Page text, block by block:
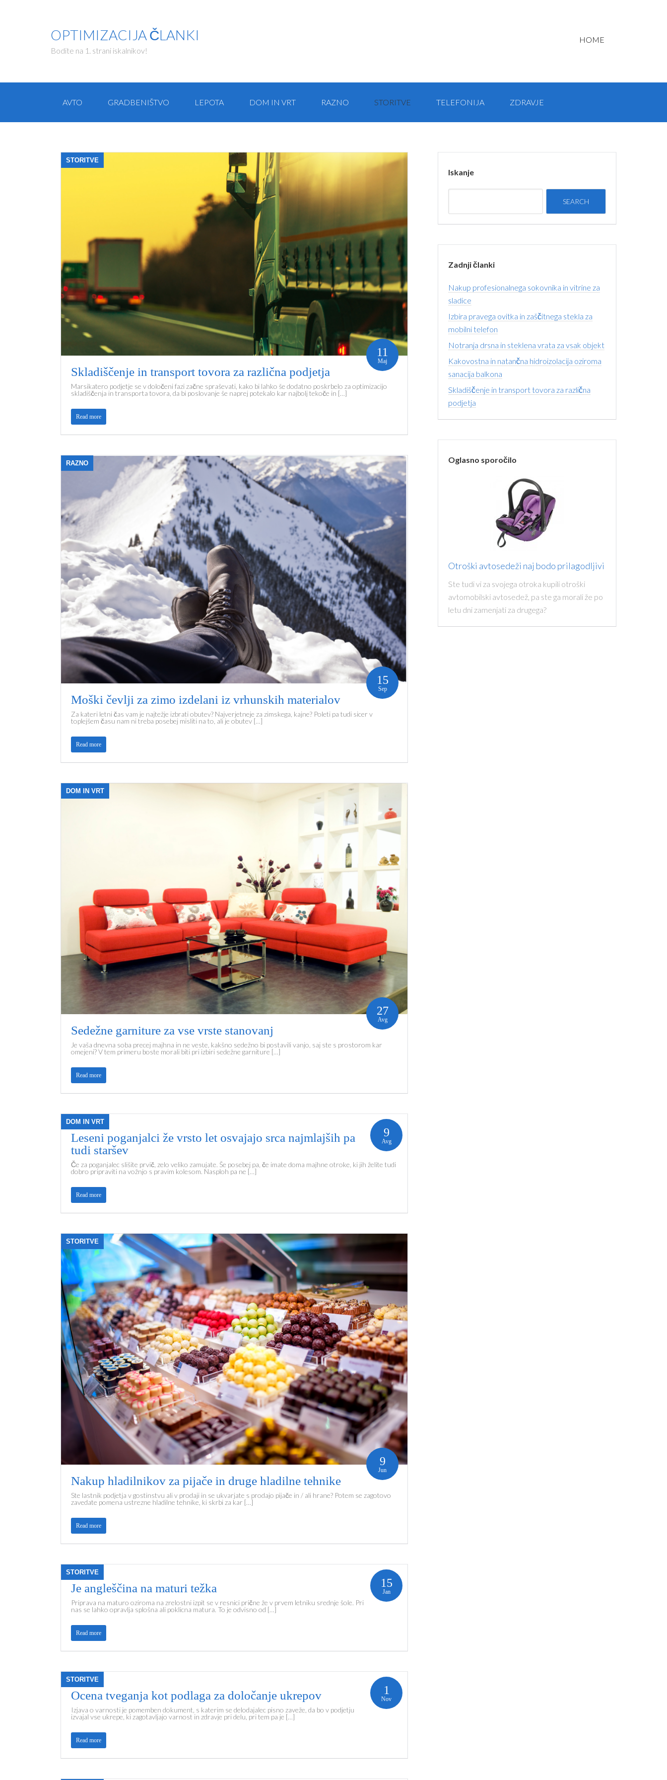
OPTIMIZACIJA ČLANKI
Bodite na 1. strani iskalnikov!
HOME
AVTO GRADBENIŠTVO LEPOTA DOM IN VRT RAZNO STORITVE TELEFONIJA ZDRAVJE
STORITVE
11
Maj
Skladiščenje in transport tovora za različna podjetja
Marsikatero podjetje se v določeni fazi začne spraševati, kako bi lahko še dodatno poskrbelo za optimizacijo
skladiščenja in transporta tovora, da bi poslovanje še naprej potekalo kar najbolj tekoče in […]
Read more
RAZNO
15
Sep
Moški čevlji za zimo izdelani iz vrhunskih materialov
Za kateri letni čas vam je najtežje izbrati obutev? Najverjetneje za zimskega, kajne? Poleti pa tudi sicer v
toplejšem času nam ni treba posebej misliti na to, ali je obutev […]
Read more
DOM IN VRT
27
Avg
Sedežne garniture za vse vrste stanovanj
Je vaša dnevna soba precej majhna in ne veste, kakšno sedežno bi postavili vanjo, saj ste s prostorom kar
omejeni? V tem primeru boste morali biti pri izbiri sedežne garniture […]
Read more
DOM IN VRT
9
Avg
Leseni poganjalci že vrsto let osvajajo srca najmlajših pa
tudi staršev
Če za poganjalec slišite prvič, zelo veliko zamujate. Še posebej pa, če imate doma majhne otroke, ki jih želite tudi
dobro pripraviti na vožnjo s pravim kolesom. Nasploh pa ne […]
Read more
STORITVE
9
Jun
Nakup hladilnikov za pijače in druge hladilne tehnike
Ste lastnik podjetja v gostinstvu ali v prodaji in se ukvarjate s prodajo pijače in / ali hrane? Potem se zagotovo
zavedate pomena ustrezne hladilne tehnike, ki skrbi za kar […]
Read more
STORITVE
15
Jan
Je angleščina na maturi težka
Priprava na maturo oziroma na zrelostni izpit se v resnici prične že v prvem letniku srednje šole. Pri
nas se lahko opravlja splošna ali poklicna matura. To je odvisno od […]
Read more
STORITVE
1
Nov
Ocena tveganja kot podlaga za določanje ukrepov
Izjava o varnosti je pomemben dokument, s katerim se delodajalec pisno zaveže, da bo v podjetju
izvajal vse ukrepe, ki zagotavljajo varnost in zdravje pri delu, pri tem pa je […]
Read more
Iskanje
Zadnji članki
Nakup profesionalnega sokovnika in vitrine za
sladice
Izbira pravega ovitka in zaščitnega stekla za
mobilni telefon
Notranja drsna in steklena vrata za vsak objekt
Kakovostna in natančna hidroizolacija oziroma
sanacija balkona
Skladiščenje in transport tovora za različna
podjetja
Oglasno sporočilo
Otroški avtosedeži naj bodo prilagodljivi
Ste tudi vi za svojega otroka kupili otroški
avtomobilski avtosedež, pa ste ga morali že po
letu dni zamenjati za drugega?